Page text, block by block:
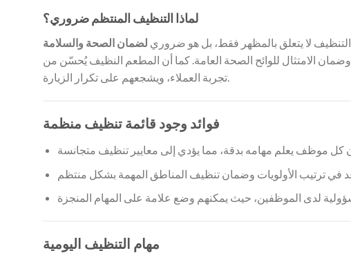
لماذا التنظيف المنتظم ضروري؟
التنظيف لا يتعلق بالمظهر فقط، بل هو ضروري لضمان الصحة والسلامة
وضمان الامتثال للوائح الصحة العامة. كما أن المطعم النظيف يُحسّن من
تجربة العملاء، ويشجعهم على تكرار الزيارة.
فوائد وجود قائمة تنظيف منظمة
مهام التنظيف اليومية